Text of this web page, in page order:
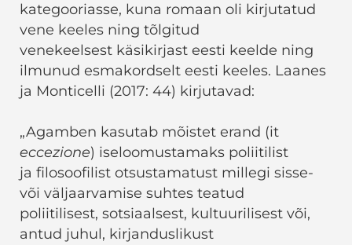
kategooriasse, kuna romaan oli kirjutatud
vene keeles ning tõlgitud
venekeelsest käsikirjast eesti keelde ning
ilmunud esmakordselt eesti keeles. Laanes
ja Monticelli (2017: 44) kirjutavad:
„Agamben kasutab mõistet erand (it
eccezione) iseloomustamaks poliitilist
ja filosoofilist otsustamatust millegi sisse-
või väljaarvamise suhtes teatud
poliitilisest, sotsiaalsest, kultuurilisest või,
antud juhul, kirjanduslikust